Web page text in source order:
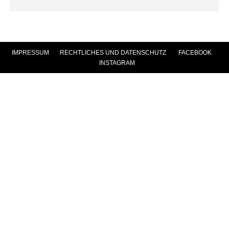
IMPRESSUM RECHTLICHES UND DATENSCHUTZ| FACEBOOK
INSTAGRAM